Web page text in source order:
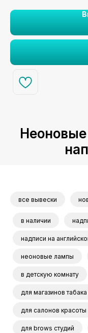
все вывески
в наличии
надписи на
неоновые лампы
в детскую комнату
для магазинов
для салонов красоты
для brows студий